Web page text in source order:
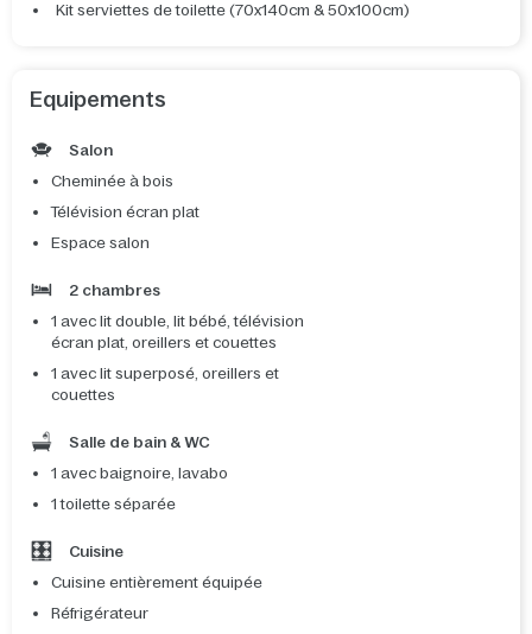
Kit serviettes de toilette (70x140cm & 50x100cm)
Equipements
Salon
Cheminée à bois
Télévision écran plat
Espace salon
2 chambres
1 avec lit double, lit bébé, télévision
écran plat, oreillers et couettes
1 avec lit superposé, oreillers et
couettes
Salle de bain & WC
1 avec baignoire, lavabo
1 toilette séparée
Cuisine
Cuisine entièrement équipée
Réfrigérateur